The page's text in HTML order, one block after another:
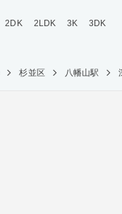
2DK 2LDK 3K
3DK
杉並区 八幡山駅